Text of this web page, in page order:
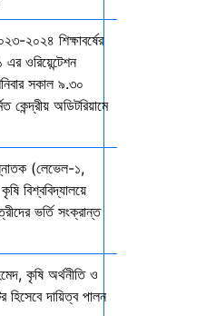
২০২৪ শিক্ষাবর্ষের
ওরিয়েন্টেশন
সকাল ৯.৩০
কেন্দ্রীয় অডিটরিয়ামে
(লেভেল-১,
বিশ্ববিদ্যালয়ে
ভর্তি সংক্রান্ত
কৃষি অর্থনীতি ও
হিসেবে দায়িত্ব পালন